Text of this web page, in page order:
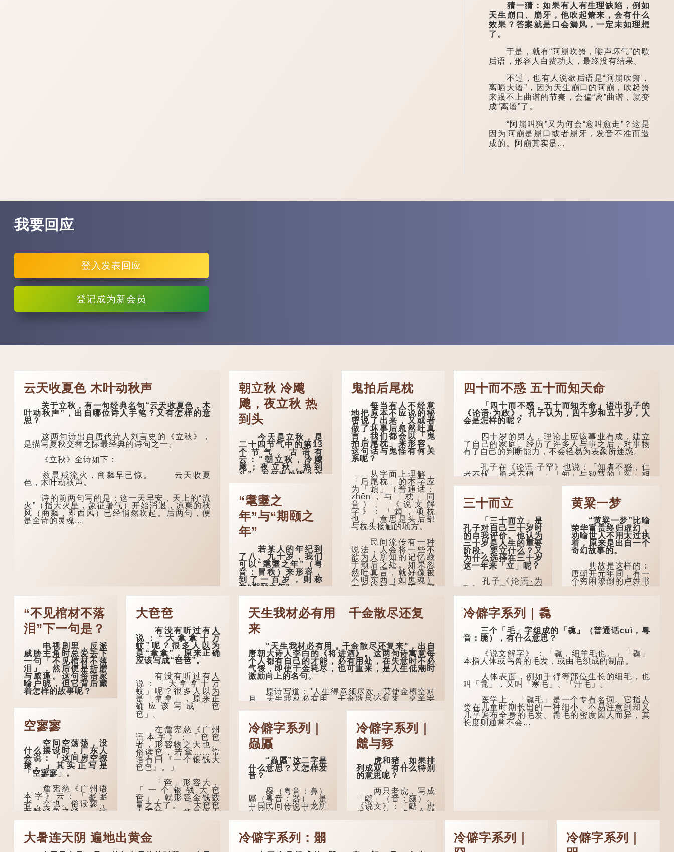
猜一猜：如果有人有生理缺陷，例如
天生崩口、崩牙，他吹起箫来，会有什么
效果？答案就是口会漏风，一定未如理想
了。
于是，就有“阿崩吹箫，嘥声坏气”的歇
后语，形容人白费功夫，最终没有结果。
不过，也有人说歇后语是“阿崩吹箫，
离晒大谱”，因为天生崩口的阿崩，吹起箫
来跟不上曲谱的节奏，会偏“离”曲谱，就变
成“离谱”了。
“阿崩叫狗”又为何会“愈叫愈走”？这是
因为阿崩是崩口或者崩牙，发音不准而造
成的。阿崩其实是...
我要回应
登入 发表回应
登记成为新会员
云天收夏色 木叶动秋声
关于立秋，有一句经典名句“云天收夏色，木
叶动秋声”，出自哪位诗人手笔？又有怎样的意
思？
这两句诗出自唐代诗人刘言史的《立秋》，
是描写夏秋交替之际最经典的诗句之一。
《立秋》全诗如下：
兹晨戒流火，商飙早已惊。 云天收夏
色，木叶动秋声。
诗的前两句写的是：这一天早安，天上的“流
火”（指大火星，象征暑气）开始消退，凉爽的秋
风（商飙，即西风）已经悄然吹起。后两句，便
是全诗的灵魂...
朝立秋 冷飕
飕，夜立秋 热
到头
今天是立秋，是
二十四节气中的第13
个节气。古语有
云：“朝立秋，冷飕
飕；夜立秋，热到
头”，有何出处呢？立
秋等于入秋？
这句话出自东汉
崔寔《四民月
令》：“朝立秋，冷飕
飕；夜立秋，热到
头”。到了清代，顾禄
在《清嘉录》里记录
了这句谚语。不过当
地百姓的口头说法
是“朝立秋，渹飕飕；
夜立秋，热吽吽”。虽
然用字略有不同，但
意思完全一致。
底准不准呢？它反映
了古人的一种朴素观
察：如果立秋的精
确...
“耄耋之
年”与“期颐之
年”
若某人的年纪到
了八、九十岁，我们
可以“耄耋之年”（粤
音：冒秩）来形容，
到了一百岁，则称
为“期颐之年”。
老人家，亦含有思想
紊乱的意思；"耋"更有
跌倒的意思，也是用
来形容老人家的。
曹操《对酒歌》
就曾写道："耄耋皆得
以寿终，恩泽广及草
木昆虫。"
到了一百岁呢？
那么就可以称
为"期颐"。 《礼记.曲
颐。"郑玄注："期，犹
要也；颐，养也。不
知衣服食味，孝子要
尽养...
鬼拍后尾枕
每当有人不经意
地把原本不应说的秘
密说了出来，又或者
做了坏事后忽然吐真
言，我们都会以「鬼
拍后尾枕」来形容。
这句话与鬼怪有何关
系呢？
从字面上理解，
「后尾枕」的本字应
为「䪴」（普通话：
zhěn，与「枕」同
音）。 《说文解
字》：「䪴，项枕
也。」意思是头后部
与枕头接触的地方。
民间流传有一种
说法，人会将一些不
欲为人所知的记忆藏
于颈后之处。如果忽
然吐真言，就好像被
不明东西（如鬼魂）
在后脑拍了一下，藏
因此...
四十而不惑 五十而知天命
「四十而不惑，五十而知天命」语出孔子的
《论语·为政》。孔子认为，四十岁和五十岁，人
会是怎样的呢？
四十岁的男人，理论上应该事业有成，建立
了自己的家庭。经历了许多人与事之后，对事物
有了自己的判断能力，不会轻易为表象所迷惑。
孔子在《论语·子罕》也说：「知者不惑，仁
者不忧，勇者不惧。」「知」与智慧的「智」相
到了五十岁，...
三十而立
「三十而立」是
孔子对自己三十岁时
的自我评价。他认为
三十岁是人生的重要
阶段。要立什么？又
为什么选择在三十岁
这一年来「立」呢？
孔子《论语·为
政》：「吾十有五而
志于学，三十而立，
知天命，六十而耳
顺，七十而从心所
欲，不逾矩。」
在古代，男子一
般于二十岁进行冠
礼，冠礼完成后便是
成人，但由于未达壮
年，所以又称「弱
冠」。 《礼记·曲
礼》明确记载：「人
生十年曰幼，学；二
十曰弱，冠；三十曰
壮，有室。」这说明
三十岁...
黄粱一梦
“黄粱一梦”比喻
荣华富贵终归虚幻，
劝喻世人不用太过执
着，原来是出自一个
奇幻故事的。
典故是这样的：
唐朝开元年间，有一
个穷困潦倒的卢姓书
生，在上京赴考的途
言谈间，卢姓书
生感慨自己虽贵为读
取功名，仍然贫困，
感到十分落泊。于
是，道士拿出一个青
瓷枕头，让卢姓书生
睡一睡，便能满足他
希望得到荣华富贵的
愿望。
这时，...
“不见棺材不落
泪”下一句是？
电视剧里，反派
威胁主角时总爱丢下
一句「不见棺材不落
泪」，然后便是折磨
与威逼。这句俗语家
喻户晓，但它背后藏
着怎样的故事呢？
「不见棺材不落
是「不见棺材不下
泪」或「不见亲棺不
下泪」，出自明朝兰
陵笑笑生所著的《金
瓶梅词话》第九十八
回。原意是指人未亲
眼见到亲人棺木，便
不会真正感到悲伤；
迷不悟，不到彻底失
败，便不肯罢休。
许多人对这上半
句耳熟能详，但它其
「不到黄河心不
死」...
空寥寥
空间空荡荡，没
什么摆设时，广东人
会说：「这间房空撩
撩。」其实正写是
「空寥寥」。
詹宪慈《广州语
本字》云：「寥寥
者，空也。俗读寥，
若醋馏鱼之馏。」这
个字在古代已经出
《说文》注本中，
「寥」是「廫」的篆
大夿夿
有没有听过有人
说：“大拿拿十万
蚊”呢？很多人以为
是“拿拿”，原来正确
应该写成“夿夿”。
有没有听过有人
说：「大拿拿十万
蚊」呢？很多人以为
是「拿拿」，原来正
确应该写成「夿
夿」。
在詹宪慈《广州
语本字》：「夿夿
者，形容物之大也。
俗读夿，若拿……常
语有曰『一个银钱大
夿夿』。」
「夿」形​​容大，
「一个银钱大夿
夿」，就形容金钱数
量之大了。 「大夿夿
十万蚊」，就是说十
天生我材必有用 千金散尽还复
来
"天生我材必有用，千金散尽还复来"，出自
唐朝大诗人李白的《将进酒》。这两句诗寓意每
个人都有自己的才能，必有用处，在失意时不必
气馁，即使千金耗尽，也可重来，是人生低潮时
激励向上的名句。
原诗写道："人生得意须尽欢，莫使金樽空对
月。天生我材必有用，千金散尽还复来。烹羊宰
也终会重新得到。
李白作此诗时，大约是天宝十一年。当时他
已被唐玄宗赐金放还约八年，这期间经常与朋友
游山玩水，部分诗作显露出怀...
冷僻字系列｜
赑屭
“赑屭”这二字是
什么意思？又怎样发
音？
赑（粤音：鼻）
屭（粤音：器），是
中国民间传说中龙所
生的九个儿子之一，
外形像龟。
据明代杨慎《升
庵外集》记载，龙生
冷僻字系列｜
虤与豩
虎和猪，如果排
列成双，有什么特别
的意思呢？
两只老虎，写成
「虤」（音：颜）。
《说文》：「虤，虎
怒也。从二虎。凡虤
冷僻字系列｜毳
三个「毛」字组成的「毳」（普通话cuì，粤
音：脆），有什么意思？
《说文解字》 ：「毳，细羊毛也。」「毳」
本指人体或鸟兽的毛发，或由毛织成的制品。
人体表面，例如手臂等部位生长的细毛，也
叫「毳」，又叫「寒毛」、「汗毛」。
医学上，「毳毛」是一个专有名词。它指人
类在儿童时期长出的一种细小、不易注意到却又
几乎遍布全身的毛发。毳毛的密度因人而异，其
长度则通常不会...
大暑连天阴 遍地出黄金 冷僻字系列：朤
冷僻字系列｜
冷僻字系列｜